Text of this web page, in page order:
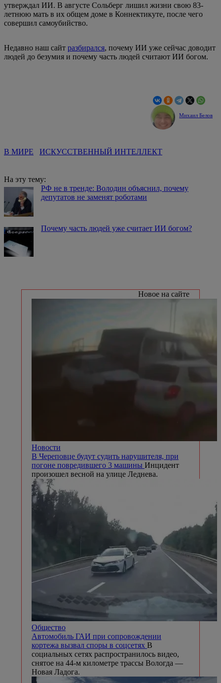
утверждал ИИ. В августе Сольберг лишил жизни свою 83-
летнюю мать в их общем доме в Коннектикуте, после чего
совершил самоубийство.
Недавно наш сайт разбирался, почему ИИ уже сейчас доводит
людей до безумия и почему часть людей считают ИИ богом.
Михаил Белов
В МИРЕ ИСКУССТВЕННЫЙ ИНТЕЛЛЕКТ
На эту тему:
РФ не в тренде: Володин объяснил, почему
депутатов не заменят роботами
Почему часть людей уже считает ИИ богом?
Новое на сайте
Новости
В Череповце будут судить нарушителя, при
погоне повредившего 3 машины Инцидент
произошел весной на улице Леднева.
Общество
Автомобиль ГАИ при сопровождении
кортежа вызвал споры в соцсетях В
социальных сетях распространилось видео,
снятое на 44-м километре трассы Вологда —
Новая Ладога.